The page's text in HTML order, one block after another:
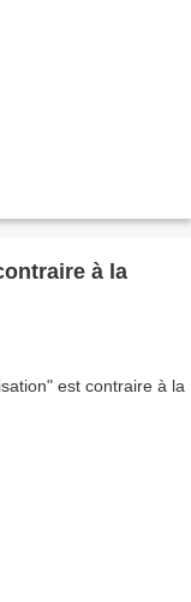
à la